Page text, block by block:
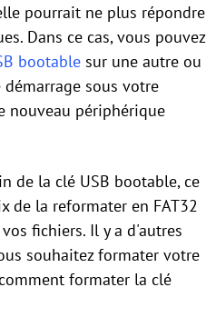
pourrait ne plus répondre
Dans ce cas, vous pouvez
bootable sur une autre ou
sous votre
nouveau périphérique
de la clé USB bootable, ce
de la reformater en FAT32
fichiers. Il y a d'autres
souhaitez formater votre
formater la clé